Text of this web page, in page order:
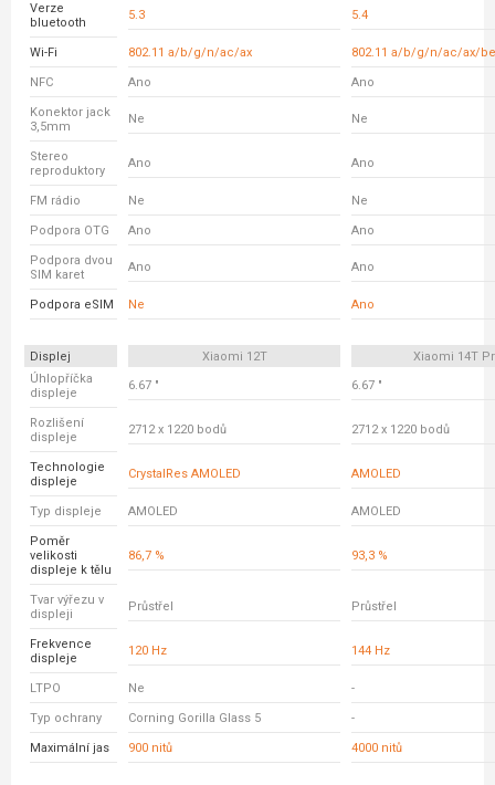
Verze
bluetooth
5.3 5.4
Wi-Fi 802.11 a/b/g/n/ac/ax 802.11 a/b/g/n/ac/ax/be
NFC Ano Ano
Konektor jack
3,5mm
Ne Ne
Stereo
reproduktory
Ano Ano
FM rádio Ne Ne
Podpora OTG Ano Ano
Podpora dvou
SIM karet
Ano Ano
Podpora eSIM Ne Ano
Displej Xiaomi 12T
Xiaomi 14T
Úhlopříčka
displeje
6.67 " 6.67 "
Rozlišení
displeje
2712 x 1220 bodů 2712 x 1220 bodů
Technologie
displeje
CrystalRes AMOLED AMOLED
Typ displeje AMOLED AMOLED
Poměr
velikosti
displeje k tělu
86,7 % 93,3 %
Tvar výřezu v
displeji
Průstřel Průstřel
Frekvence
displeje
120 Hz 144 Hz
LTPO Ne -
Typ ochrany Corning Gorilla Glass 5 -
Maximální jas 900 nitů 4000 nitů